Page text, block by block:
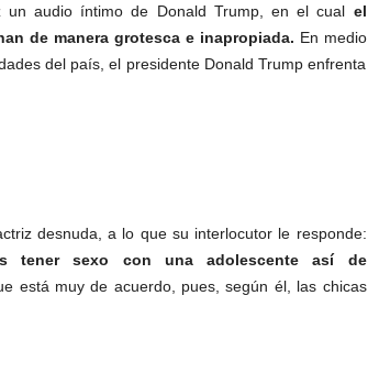
audio íntimo de Donald Trump, en el cual el
de manera grotesca e inapropiada. En medio
del país, el presidente Donald Trump enfrenta
desnuda, a lo que su interlocutor le responde:
tener sexo con una adolescente así de
está muy de acuerdo, pues, según él, las chicas